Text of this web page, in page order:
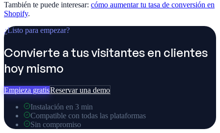
También te puede interesar: cómo aumentar tu tasa de conversión en
Shopify.
¿Listo para empezar?
Convierte a tus visitantes en clientes
hoy mismo
Empieza gratisReservar una demo
Instalación en 3 min
Compatible con todas las plataformas
Sin compromiso